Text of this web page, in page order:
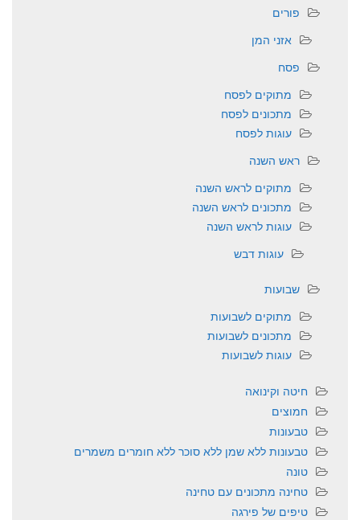
פורים
אזני המן
פסח
מתוקים לפסח
מתכונים לפסח
עוגות לפסח
ראש השנה
מתוקים לראש השנה
מתכונים לראש השנה
עוגות לראש השנה
עוגות דבש
שבועות
מתוקים לשבועות
מתכונים לשבועות
עוגות לשבועות
חיטה וקינואה
חמוצים
טבעונות
טבעונות ללא שמן ללא סוכר ללא חומרים משמרים
טונה
טחינה מתכונים עם טחינה
טיפים של פירגה